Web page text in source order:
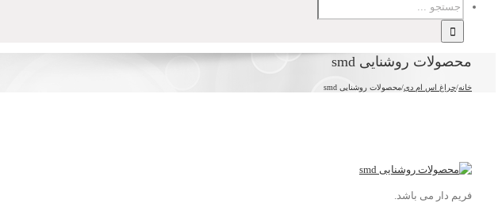
محصولات روشنایی smd
خانه/چراغ اس ام دی/محصولات روشنایی smd
فریم دار می باشد.